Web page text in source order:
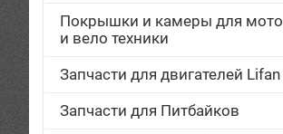
Покрышки и камеры для мото
и вело техники
Запчасти для двигателей Lifan
Запчасти для Питбайков